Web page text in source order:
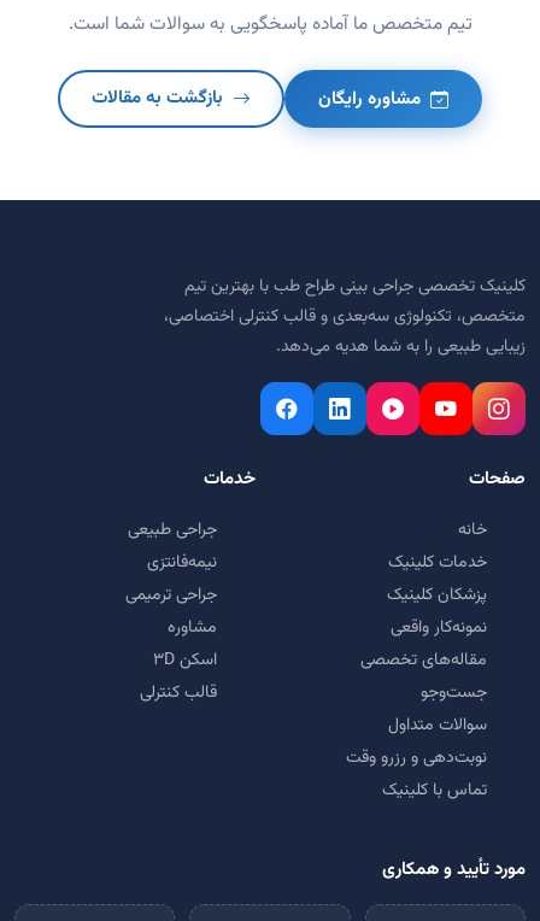
تیم متخصص ما آماده پاسخگویی به سوالات شما است.
مشاوره رایگان بازگشت به مقالات
کلینیک تخصصی جراحی بینی طراح طب با بهترین تیم
متخصص، تکنولوژی سه‌بعدی و قالب کنترلی اختصاصی،
زیبایی طبیعی را به شما هدیه می‌دهد.
صفحات
خانه
خدمات کلینیک
پزشکان کلینیک
نمونه‌کار واقعی
مقاله‌های تخصصی
جست‌وجو
سوالات متداول
نوبت‌دهی و رزرو وقت
تماس با کلینیک
خدمات
جراحی طبیعی
نیمه‌فانتزی
جراحی ترمیمی
مشاوره
اسکن ۳D
قالب کنترلی
مورد تأیید و همکاری